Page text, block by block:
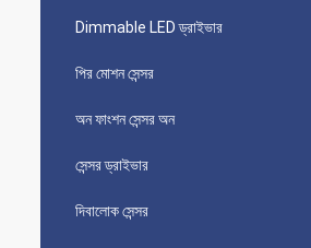
Dimmable LED ড্রাইভার
পির মোশন সেন্সর
অন ​​ফাংশন সেন্সর অন
সেন্সর ড্রাইভার
দিবালোক সেন্সর